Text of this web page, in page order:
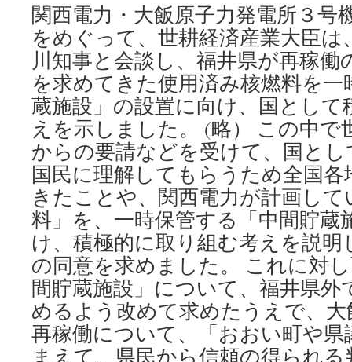
関西電力・大飯原子力発電所３号
をめぐって、世耕経済産業大臣は
川知事と会談し、福井県が再稼働
を求めてきた使用済み核燃料を
蔵施設」の設置に向け、国として
えを示しました。 (略） この中で
からの要請などを受けて、国と
国民に理解してもらうため全国
きたことや、関西電力が計画し
料」を、一時保管する「中間貯蔵
け、積極的に取り組む考えを説
の同意を求めました。 これに対
間貯蔵施設」について、福井県外
めるよう改めて求めたうえで、
再稼働について、「おおい町や
まえて、県民から信頼の得られ